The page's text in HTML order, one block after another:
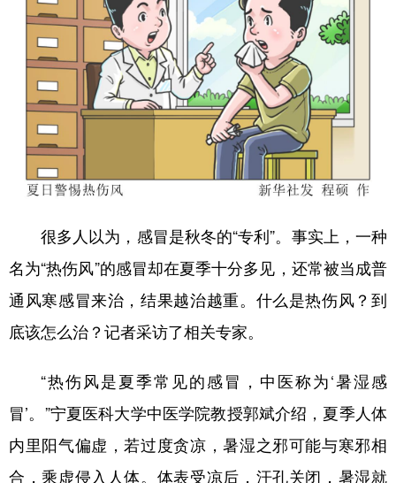
访谈 视频 图片 政务
法律 中央文件 金融 汽车
食品 人居 信息化
学术中国 乡村振兴 银龄 溯源中国
城市 能源
彩票 悦读
公益 一带一路 亚太网 上市公司
文化产业
地方频道
北京 天津 河北 山西
辽宁 吉林 上海 江苏
浙江 安徽 福建 江西
很多人以为，感冒是秋冬的“专利”。事实上，一种
名为“热伤风”的感冒却在夏季十分多见，还常被当成普
通风寒感冒来治，结果越治越重。什么是热伤风？到
底该怎么治？记者采访了相关专家。
“热伤风是夏季常见的感冒，中医称为‘暑湿感
冒’。”宁夏医科大学中医学院教授郭斌介绍，夏季人体
内里阳气偏虚，若过度贪凉，暑湿之邪可能与寒邪相
合，乘虚侵入人体。体表受凉后，汗孔关闭，暑湿就